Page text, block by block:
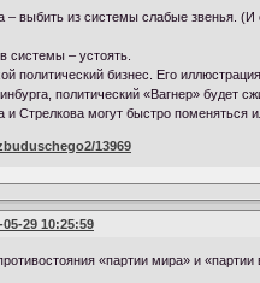
– выбить из системы слабые звенья.
системы – устоять.
политический бизнес. Его
политический «Вагнер» будет
и Стрелкова могут быстро поменяться
13969
05-29 10:25:59
«партии мира» и